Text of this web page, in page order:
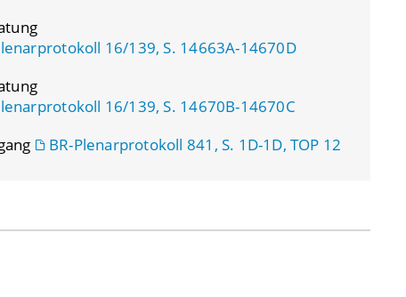
16/139, S. 14663A-14670D
16/139, S. 14670B-14670C
BR-Plenarprotokoll 841, S. 1D-1D, TOP 12